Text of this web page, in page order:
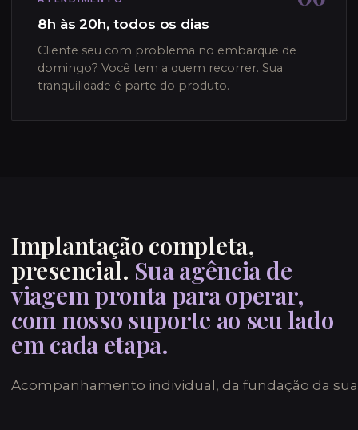
8h às 20h, todos os dias
Cliente seu com problema no embarque de
domingo? Você tem a quem recorrer. Sua
tranquilidade é parte do produto.
Implantação completa,
presencial. Sua agência de
viagem pronta para operar,
com nosso suporte ao seu lado
em cada etapa.
Acompanhamento individual, da fundação da